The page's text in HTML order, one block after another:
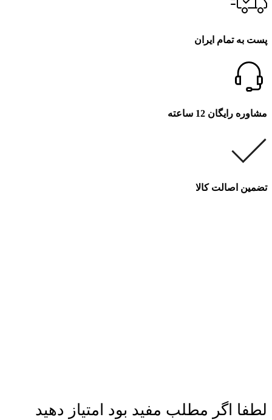
پست به تمام ایران
مشاوره رایگان 12 ساعته
تضمین اصالت کالا
لطفا اگر مطلب مفید بود امتیاز دهید